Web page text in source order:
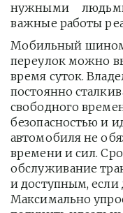
нужными
важные работы
Мобильный
переулок можно
время суток.
постоянно
свободного
безопасностью и
автомобиля не
времени и сил.
обслуживание
и доступным, если
Максимально